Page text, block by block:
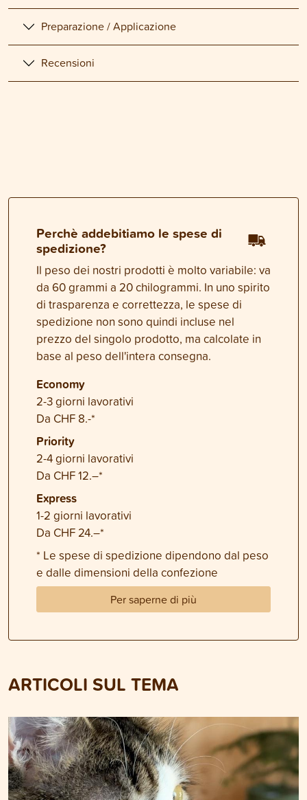
Preparazione / Applicazione
Recensioni
Perchè addebitiamo le spese di
spedizione?
Il peso dei nostri prodotti è molto variabile: va
da 60 grammi a 20 chilogrammi. In uno spirito
di trasparenza e correttezza, le spese di
spedizione non sono quindi incluse nel
prezzo del singolo prodotto, ma calcolate in
base al peso dell'intera consegna.
Economy
2-3 giorni lavorativi
Da CHF 8.-*
Priority
2-4 giorni lavorativi
Da CHF 12.–*
Express
1-2 giorni lavorativi
Da CHF 24.–*
* Le spese di spedizione dipendono dal peso
e dalle dimensioni della confezione
Per saperne di più
ARTICOLI SUL TEMA